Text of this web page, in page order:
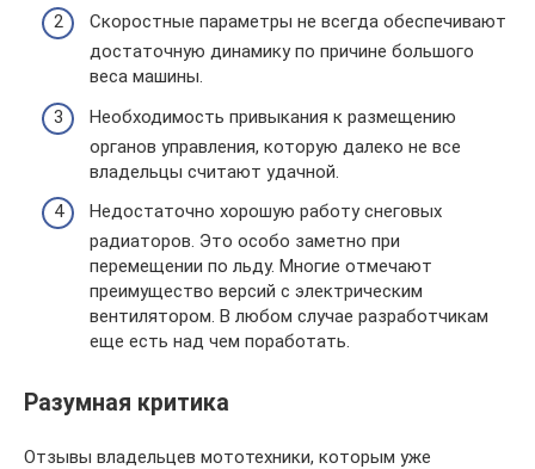
Скоростные параметры не всегда обеспечивают
достаточную динамику по причине большого
веса машины.
Необходимость привыкания к размещению
органов управления, которую далеко не все
владельцы считают удачной.
Недостаточно хорошую работу снеговых
радиаторов. Это особо заметно при
перемещении по льду. Многие отмечают
преимущество версий с электрическим
вентилятором. В любом случае разработчикам
еще есть над чем поработать.
Разумная критика
Отзывы владельцев мототехники, которым уже